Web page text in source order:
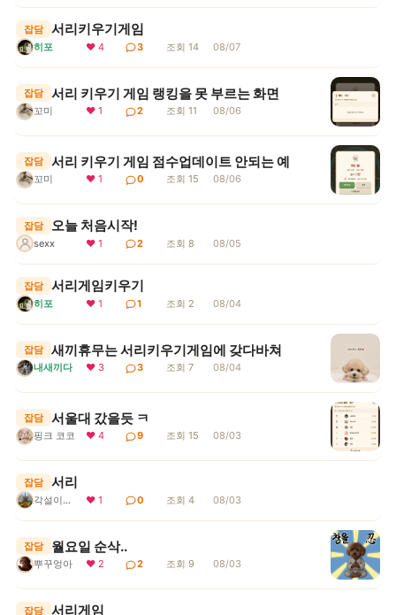
잡담 서리키우기게임
히포 ❤ 4 3 조회 14 08/07
잡담 서리 키우기 게임 랭킹을 못 부르는 화면
꼬미 ❤ 1 2 조회 11 08/06
잡담 서리 키우기 게임 점수업데이트 안되는 예
꼬미 ❤ 1 0 조회 15 08/06
잡담 오늘 처음시작!
sexx ❤ 1 2 조회 8 08/05
잡담 서리게임키우기
히포 ❤ 1 1 조회 2 08/04
잡담 새끼휴무는 서리키우기게임에 갖다바쳐
내새끼다 ❤ 3 3 조회 7 08/04
잡담 서울대 갔을듯 ㅋ
핑크 코코 ❤ 4 9 조회 15 08/03
잡담 서리
각설이지요 ❤ 1 0 조회 4 08/03
잡담 월요일 순삭..
뿌꾸엉아 ❤ 2 2 조회 9 08/03
잡담 서리게임